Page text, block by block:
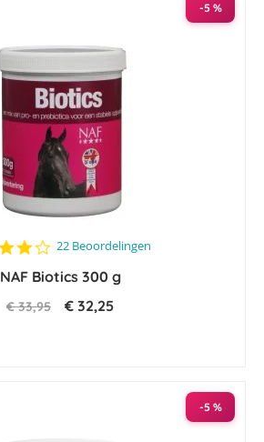
-5 %
4.0
rating
22 Beoordelingen
NAF Biotics 300 g
€ 33,95 € 32,25
-5 %